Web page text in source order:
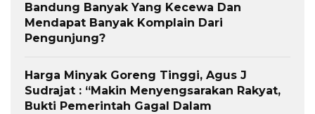
Bandung Banyak Yang Kecewa Dan
Mendapat Banyak Komplain Dari
Pengunjung?
Harga Minyak Goreng Tinggi, Agus J
Sudrajat : “Makin Menyengsarakan Rakyat,
Bukti Pemerintah Gagal Dalam